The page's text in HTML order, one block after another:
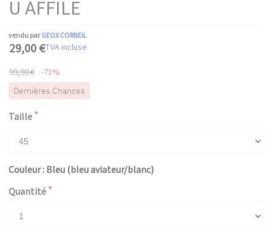
U AFFILE
vendu parGEOX CORBEIL
29,00 €TVA incluse
99,90 € -71%
Dernières Chances
Taille
Couleur : Bleu (bleu aviateur/blanc)
Quantité